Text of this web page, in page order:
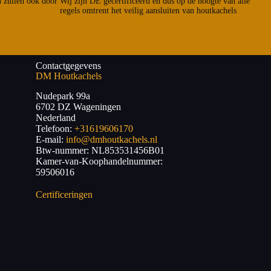
regels omtrent het veilig aansluiten van houtkachels
Contactgegevens
DM Houtkachels
Nudepark 99a
6702 DZ Wageningen
Nederland
Telefoon: +31619606170
E-mail: info@dmhoutkachels.nl
Btw-nummer: NL853531456B01
Kamer-van-Koophandelnummer:
59506016
Certificeringen